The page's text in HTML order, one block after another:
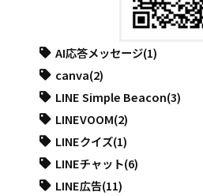
AI応答メッセージ(1)
canva(2)
LINE Simple Beacon(3)
LINEVOOM(2)
LINEクイズ(1)
LINEチャット(6)
LINE広告(11)